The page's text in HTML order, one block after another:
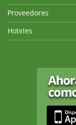
Proveedores
Hoteles